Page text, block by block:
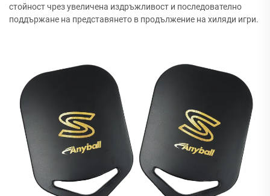
стойност чрез увеличена издръжливост и последователно
поддържане на представянето в продължение на хиляди игри.